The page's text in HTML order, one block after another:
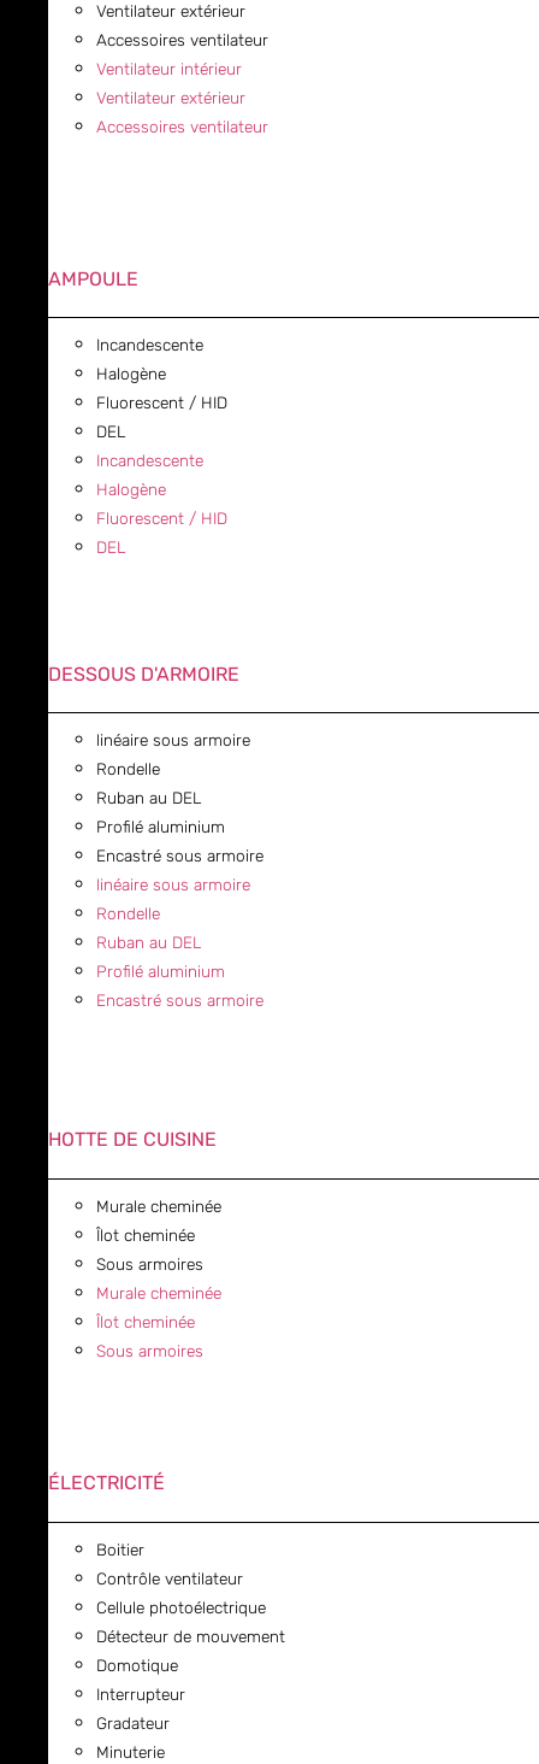
Ventilateur extérieur
Accessoires ventilateur
Ventilateur intérieur
Ventilateur extérieur
Accessoires ventilateur
AMPOULE
Incandescente
Halogène
Fluorescent / HID
DEL
Incandescente
Halogène
Fluorescent / HID
DEL
DESSOUS D'ARMOIRE
linéaire sous armoire
Rondelle
Ruban au DEL
Profilé aluminium
Encastré sous armoire
linéaire sous armoire
Rondelle
Ruban au DEL
Profilé aluminium
Encastré sous armoire
HOTTE DE CUISINE
Murale cheminée
Îlot cheminée
Sous armoires
Murale cheminée
Îlot cheminée
Sous armoires
ÉLECTRICITÉ
Boitier
Contrôle ventilateur
Cellule photoélectrique
Détecteur de mouvement
Domotique
Interrupteur
Gradateur
Minuterie